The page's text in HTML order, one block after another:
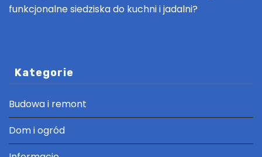
funkcjonalne siedziska do kuchni i jadalni?
Kategorie
Budowa i remont
Dom i ogród